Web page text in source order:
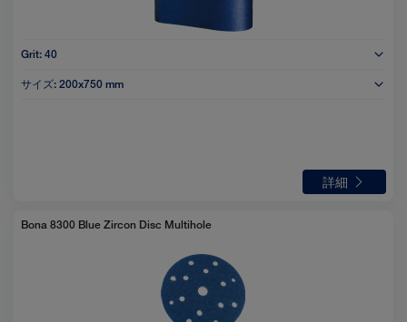
Grit: 40
サイズ: 200x750 mm
詳細
Bona 8300 Blue Zircon Disc Multihole